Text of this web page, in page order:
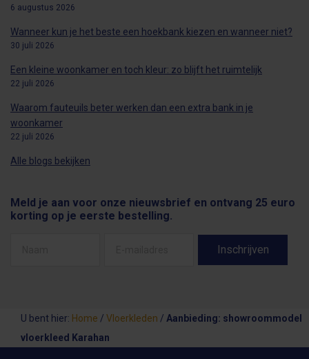
6 augustus 2026
Wanneer kun je het beste een hoekbank kiezen en wanneer niet?
30 juli 2026
Een kleine woonkamer en toch kleur: zo blijft het ruimtelijk
22 juli 2026
Waarom fauteuils beter werken dan een extra bank in je
woonkamer
22 juli 2026
Alle blogs bekijken
Meld je aan voor onze nieuwsbrief en ontvang 25 euro
korting op je eerste bestelling.
U bent hier: Home / Vloerkleden / Aanbieding: showroommodel
vloerkleed Karahan